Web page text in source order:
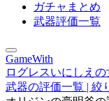
ガチャまとめ
武器評価一覧
GameWith
ログレスいにしえ
武器の評価一覧 | 絞